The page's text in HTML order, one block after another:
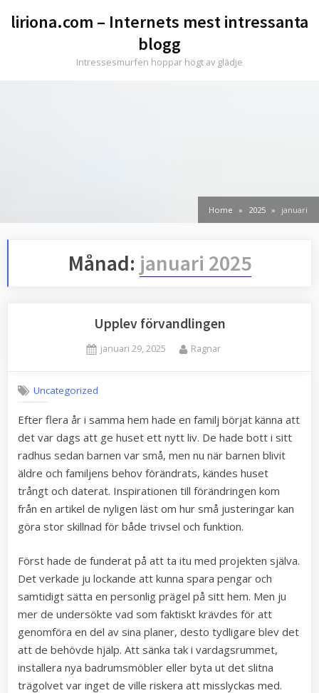
liriona.com – Internets mest intressanta
blogg
Intressesmurfen hoppar högt av glädje
Home 2025 januari
Månad: januari 2025
Upplev förvandlingen
Posted
januari 29, 2025 By
Ragnar
Uncategorized
Efter flera år i samma hem hade en familj börjat känna att
det var dags att ge huset ett nytt liv. De hade bott i sitt
radhus sedan barnen var små, men nu när barnen blivit
äldre och familjens behov förändrats, kändes huset
trångt och daterat. Inspirationen till förändringen kom
från en artikel de nyligen läst om hur små justeringar kan
göra stor skillnad för både trivsel och funktion.
Först hade de funderat på att ta itu med projekten själva.
Det verkade ju lockande att kunna spara pengar och
samtidigt sätta en personlig prägel på sitt hem. Men ju
mer de undersökte vad som faktiskt krävdes för att
genomföra en del av sina planer, desto tydligare blev det
att de behövde hjälp. Att sänka tak i vardagsrummet,
installera nya badrumsmöbler eller byta ut det slitna
trägolvet var inget de ville riskera att misslyckas med.